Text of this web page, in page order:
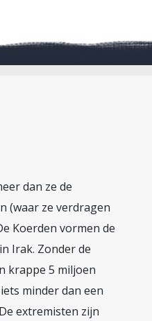
dan ze de
(waar ze verdragen
Koerden vormen de
Irak. Zonder de
krappe 5 miljoen
minder dan een
extremisten zijn